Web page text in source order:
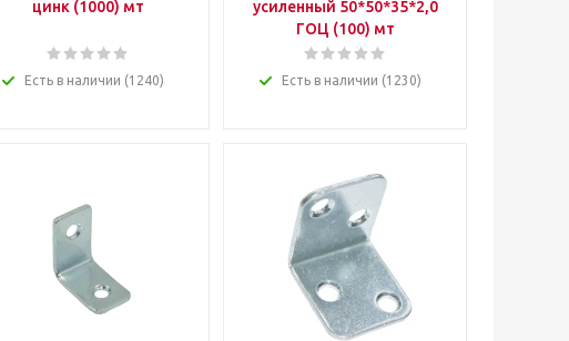
цинк (1000) мт
Есть в наличии (1240)
усиленный 50*50*35*2,0
ГОЦ (100) мт
Есть в наличии (1230)